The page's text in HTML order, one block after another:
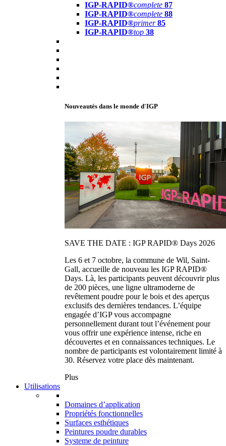
IGP-RAPID®complete 87
IGP-RAPID®complete 88
IGP-RAPID®primer 85
IGP-RAPID®top 38
Nouveautés dans le monde d'IGP
SAVE THE DATE : IGP RAPID® Days 2026
Les 6 et 7 octobre, la commune de Wil, Saint-
Gall, accueille de nouveau les IGP RAPID®
Days. Là, les participants peuvent découvrir plus
de 200 pièces, une ligne ultramoderne de
revêtement poudre pour le bois et des aperçus
exclusifs des dernières tendances. L’équipe
engagée d’IGP vous accompagne
personnellement durant tout l’événement pour
vous offrir une expérience intense, riche en
découvertes et en connaissances techniques. Le
nombre de participants est volontairement limité à
30. Réservez votre place dès maintenant.
Plus
Utilisations
Domaines d’application
Propriétés fonctionnelles
Surfaces esthétiques
Peintures poudre durables
Systeme de peinture